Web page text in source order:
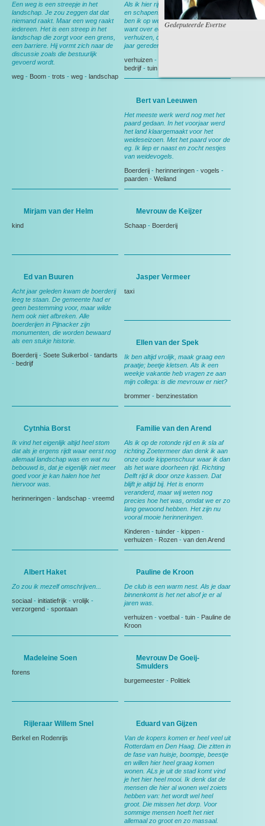
Gedeputeerde Evertse
Een weg is een streepje in het
landschap. Je zou zeggen dat dat
niemand raakt. Maar een weg raakt
iedereen. Het is een streep in het
landschap die zorgt voor een grens,
een barriere. Hij vormt zich naar de
discussie zoals die bestuurlijk
gevoerd wordt.
weg - Boom - trots - weg - landschap
Als ik hier rij denk ik aan ruimte, rust
en schapen. En aan thuis, want dan
ben ik op weg naar huis. Nog wel,
want over een maand ga ik
verhuizen, dan heb ik deze weg 15
jaar gereden.
verhuizen -
bedrijf - tuin
Bert van Leeuwen
Het meeste werk werd nog met het
paard gedaan. In het voorjaar werd
het land klaargemaakt voor het
weideseizoen. Met het paard voor de
eg. Ik liep er naast en zocht nestjes
van weidevogels.
Boerderij - herinneringen - vogels -
paarden - Weiland
Mirjam van der Helm
kind
Mevrouw de Keijzer
Schaap - Boerderij
Ed van Buuren
Acht jaar geleden kwam de boerderij
leeg te staan. De gemeente had er
geen bestemming voor, maar wilde
hem ook niet afbreken. Alle
boerderijen in Pijnacker zijn
monumenten, die worden bewaard
als een stukje historie.
Boerderij - Soete Suikerbol - tandarts
- bedrijf
Jasper Vermeer
taxi
Ellen van der Spek
Ik ben altijd vrolijk, maak graag een
praatje; beetje kletsen. Als ik een
weekje vakantie heb vragen ze aan
mijn collega: is die mevrouw er niet?
brommer - benzinestation
Cytnhia Borst
Ik vind het eigenlijk altijd heel stom
dat als je ergens rijdt waar eerst nog
allemaal landschap was en wat nu
bebouwd is, dat je eigenlijk niet meer
goed voor je kan halen hoe het
hiervoor was.
herinneringen - landschap - vreemd
Familie van den Arend
Als ik op de rotonde rijd en ik sla af
richting Zoetermeer dan denk ik aan
onze oude kippenschuur waar ik dan
als het ware doorheen rijd. Richting
Delft rijd ik door onze kassen. Dat
blijft je altijd bij. Het is enorm
veranderd, maar wij weten nog
precies hoe het was, omdat we er zo
lang gewoond hebben. Het zijn nu
vooral mooie herinneringen.
Kinderen - tuinder - kippen -
verhuizen - Rozen - van den Arend
Albert Haket
Zo zou ik mezelf omschrijven...
sociaal - initiatiefrijk - vrolijk -
verzorgend - spontaan
Pauline de Kroon
De club is een warm nest. Als je daar
binnenkomt is het net alsof je er al
jaren was.
verhuizen - voetbal - tuin - Pauline de
Kroon
Madeleine Soen
forens
Mevrouw De Goeij-
Smulders
burgemeester - Politiek
Rijleraar Willem Snel
Berkel en Rodenrijs
Eduard van Gijzen
Van de kopers komen er heel veel uit
Rotterdam en Den Haag. Die zitten in
de fase van huisje, boompje, beestje
en willen hier heel graag komen
wonen. ALs je uit de stad komt vind
je het hier heel mooi. Ik denk dat de
mensen die hier al wonen wel zoiets
hebben van: het wordt wel heel
groot. Die missen het dorp. Voor
sommige mensen hoeft het niet
allemaal zo groot en zo massaal.